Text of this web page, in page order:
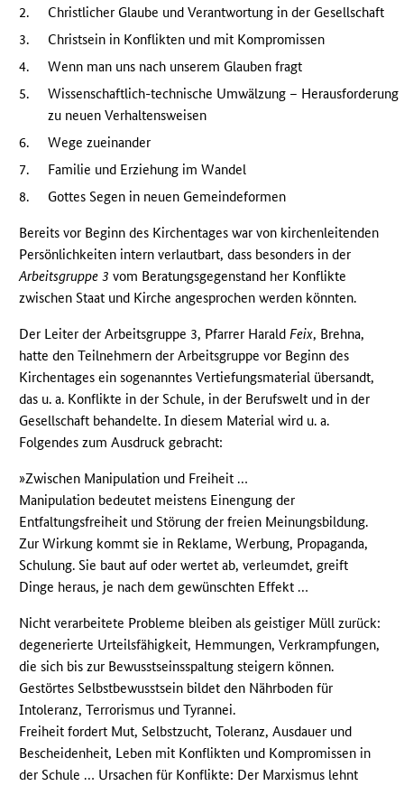
2.
Christlicher Glaube und Verantwortung in der Gesellschaft
3.
Christsein in Konflikten und mit Kompromissen
4.
Wenn man uns nach unserem Glauben fragt
5.
Wissenschaftlich-technische Umwälzung – Herausforderung
zu neuen Verhaltensweisen
6.
Wege zueinander
7.
Familie und Erziehung im Wandel
8.
Gottes Segen in neuen Gemeindeformen
Bereits vor Beginn des Kirchentages war von kirchenleitenden
Persönlichkeiten intern verlautbart, dass besonders in der
Arbeitsgruppe 3 vom Beratungsgegenstand her Konflikte
zwischen Staat und Kirche angesprochen werden könnten.
Der Leiter der Arbeitsgruppe 3, Pfarrer HaraldFeix, Brehna,
hatte den Teilnehmern der Arbeitsgruppe vor Beginn des
Kirchentages ein sogenanntes Vertiefungsmaterial übersandt,
das u. a. Konflikte in der Schule, in der Berufswelt und in der
Gesellschaft behandelte. In diesem Material wird u. a.
Folgendes zum Ausdruck gebracht:
»Zwischen Manipulation und Freiheit …
Manipulation bedeutet meistens Einengung der
Entfaltungsfreiheit und Störung der freien Meinungsbildung.
Zur Wirkung kommt sie in Reklame, Werbung, Propaganda,
Schulung. Sie baut auf oder wertet ab, verleumdet, greift
Dinge heraus, je nach dem gewünschten Effekt …
Nicht verarbeitete Probleme bleiben als geistiger Müll zurück:
degenerierte Urteilsfähigkeit, Hemmungen, Verkrampfungen,
die sich bis zur Bewusstseinsspaltung steigern können.
Gestörtes Selbstbewusstsein bildet den Nährboden für
Intoleranz, Terrorismus und Tyrannei.
Freiheit fordert Mut, Selbstzucht, Toleranz, Ausdauer und
Bescheidenheit, Leben mit Konflikten und Kompromissen in
der Schule … Ursachen für Konflikte: Der Marxismus lehnt